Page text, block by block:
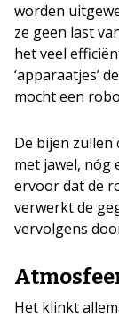
worden
ze geen last
het veel
‘apparaatjes’
mocht een
De bijen zullen
met jawel, nóg
ervoor dat de
verwerkt de
vervolgens
Het klinkt